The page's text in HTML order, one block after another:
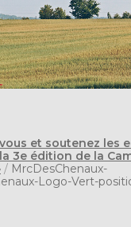
et soutenez les
3e édition de la
/ MrcDesChenaux-
Logo-Vert-